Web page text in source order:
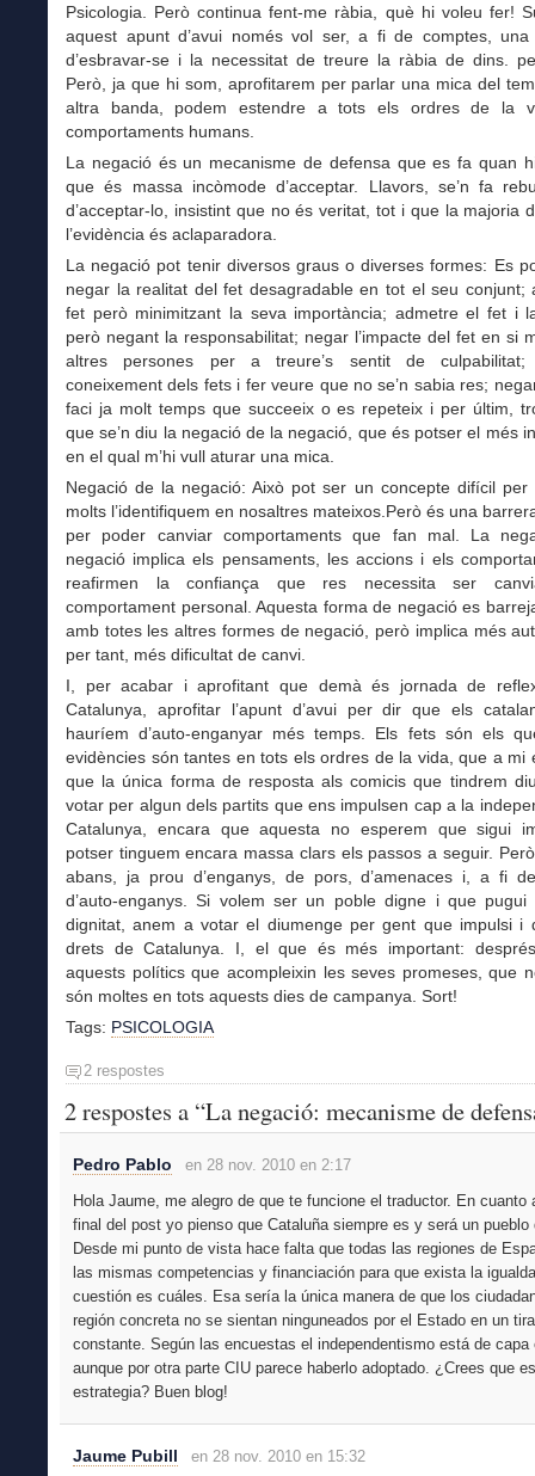
Psicologia. Però continua fent-me ràbia, què hi voleu fer!
aquest apunt d’avui només vol ser, a fi de comptes, una
d’esbravar-se i la necessitat de treure la ràbia de dins.
Però, ja que hi som, aprofitarem per parlar una mica del
altra banda, podem estendre a tots els ordres de la
comportaments humans.
La negació és un mecanisme de defensa que es fa quan
que és massa incòmode d’acceptar. Llavors, se’n fa
d’acceptar-lo, insistint que no és veritat, tot i que la majoria
l’evidència és aclaparadora.
La negació pot tenir diversos graus o diverses formes: Es
negar la realitat del fet desagradable en tot el seu conjunt;
fet però minimitzant la seva importància; admetre el fet i
però negant la responsabilitat; negar l’impacte del fet en si
altres persones per a treure’s sentit de
coneixement dels fets i fer veure que no se’n sabia res;
faci ja molt temps que succeeix o es repeteix i per últim,
que se’n diu la negació de la negació, que és potser el més
en el qual m’hi vull aturar una mica.
Negació de la negació: Això pot ser un concepte difícil
molts l’identifiquem en nosaltres mateixos.Però és una
per poder canviar comportaments que fan mal. La
negació implica els pensaments, les accions i els
reafirmen la confiança que res necessita ser
comportament personal. Aquesta forma de negació es
amb totes les altres formes de negació, però implica més
per tant, més dificultat de canvi.
I, per acabar i aprofitant que demà és jornada de
Catalunya, aprofitar l’apunt d’avui per dir que els
hauríem d’auto-enganyar més temps. Els fets són els
evidències són tantes en tots els ordres de la vida, que a mi
que la única forma de resposta als comicis que tindrem
votar per algun dels partits que ens impulsen cap a la
Catalunya, encara que aquesta no esperem que sigui
potser tinguem encara massa clars els passos a seguir.
abans, ja prou d’enganys, de pors, d’amenaces i, a fi
d’auto-enganys. Si volem ser un poble digne i que pugui
dignitat, anem a votar el diumenge per gent que impulsi i
drets de Catalunya. I, el que és més important:
aquests polítics que acompleixin les seves promeses, que
són moltes en tots aquests dies de campanya. Sort!
Tags: PSICOLOGIA
2 respostes
2 respostes a “La negació: mecanisme de
Pedro Pablo
en 28 nov. 2010 en 2:17
Hola Jaume, me alegro de que te funcione el traductor. En cuanto
final del post yo pienso que Cataluña siempre es y será un pueblo
Desde mi punto de vista hace falta que todas las regiones de
las mismas competencias y financiación para que exista la
cuestión es cuáles. Esa sería la única manera de que los
región concreta no se sientan ninguneados por el Estado en un
constante. Según las encuestas el independentismo está de capa
aunque por otra parte CIU parece haberlo adoptado. ¿Crees que
estrategia? Buen blog!
Jaume Pubill
en 28 nov. 2010 en 15:32